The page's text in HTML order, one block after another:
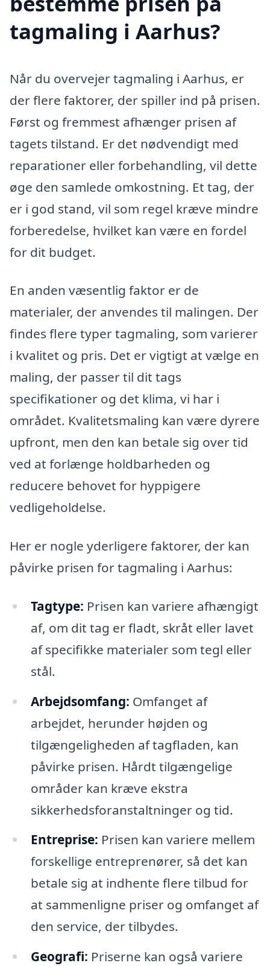
tagmaling i Aarhus?
Når du overvejer tagmaling i Aarhus, er
der flere faktorer, der spiller ind på prisen.
Først og fremmest afhænger prisen af
tagets tilstand. Er det nødvendigt med
reparationer eller forbehandling, vil dette
øge den samlede omkostning. Et tag, der
er i god stand, vil som regel kræve mindre
forberedelse, hvilket kan være en fordel
for dit budget.
En anden væsentlig faktor er de
materialer, der anvendes til malingen. Der
findes flere typer tagmaling, som varierer
i kvalitet og pris. Det er vigtigt at vælge en
maling, der passer til dit tags
specifikationer og det klima, vi har i
området. Kvalitetsmaling kan være dyrere
upfront, men den kan betale sig over tid
ved at forlænge holdbarheden og
reducere behovet for hyppigere
vedligeholdelse.
Her er nogle yderligere faktorer, der kan
påvirke prisen for tagmaling i Aarhus:
Tagtype: Prisen kan variere afhængigt
af, om dit tag er fladt, skråt eller lavet
af specifikke materialer som tegl eller
stål.
Arbejdsomfang: Omfanget af
arbejdet, herunder højden og
tilgængeligheden af tagfladen, kan
påvirke prisen. Hårdt tilgængelige
områder kan kræve ekstra
sikkerhedsforanstaltninger og tid.
Entreprise: Prisen kan variere mellem
forskellige entreprenører, så det kan
betale sig at indhente flere tilbud for
at sammenligne priser og omfanget af
den service, der tilbydes.
Geografi: Priserne kan også variere